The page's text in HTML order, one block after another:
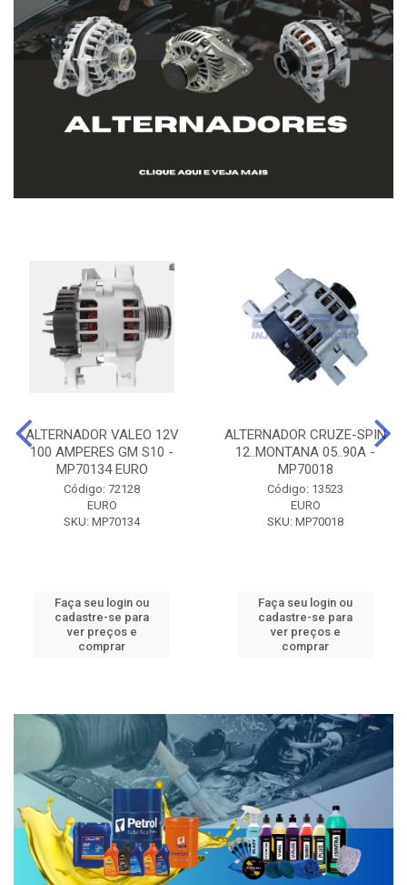
ALTERNADOR VALEO 12V
100 AMPERES GM S10 -
MP70134 EURO
Código: 72128
EURO
SKU: MP70134
Faça seu login ou
cadastre-se para
ver preços e
comprar
ALTERNADOR CRUZE-SPIN
12..MONTANA 05..90A -
MP70018
Código: 13523
EURO
SKU: MP70018
Faça seu login ou
cadastre-se para
ver preços e
comprar